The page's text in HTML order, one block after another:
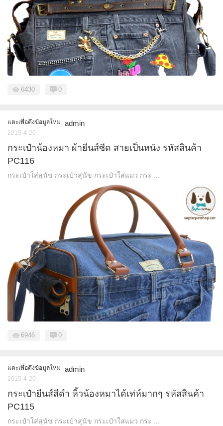
6430 0
แตะเพื่อดึงข้อมูลใหม่ admin
2015-4-20
กระเป๋าน้องหมา ผ้ายีนส์ซีด สายเป็นหนัง รหัสสินค้า
PC116
กระเป๋าใส่สุนัข กระเป๋าสุนัข กระเป๋าใส่แมว กระ ...
6946 0
แตะเพื่อดึงข้อมูลใหม่ admin
2015-4-20
กระเป๋ายีนส์สีดำ หิ้วน้องหมาได้เท่ห์มากๆ รหัสสินค้า
PC115
กระเป๋าใส่สุนัข กระเป๋าสุนัข กระเป๋าใส่แมว กระ ...